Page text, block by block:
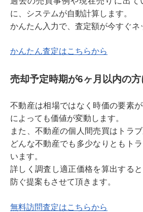
に、システムが自動計算します。
かんたん入力で、査定額が今すぐネ
かんたん査定はこちらから
売却予定時期が6ヶ月以内の方
不動産は相場ではなく時価の要素
によっても価値が変動します。
また、不動産の個人間売買はトラ
どんな不動産でも多少なりともト
います。
詳しく調査し適正価格を算出する
防ぐ提案もさせて頂きます。
無料訪問査定はこちらから